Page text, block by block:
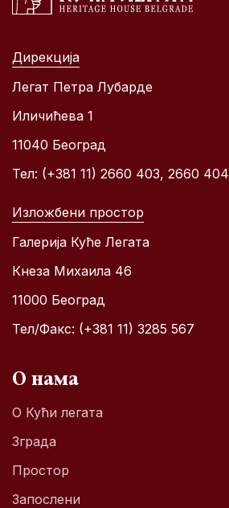
Дирекција
Легат Петра Лубарде
Иличићева 1
11040 Београд
Тел: (+381 11) 2660 403, 2660 404
Изложбени простор
Галерија Куће Легата
Кнеза Михаила 46
11000 Београд
Тел/Факс: (+381 11) 3285 567
О нама
О Кући легата
Зграда
Простор
Запослени